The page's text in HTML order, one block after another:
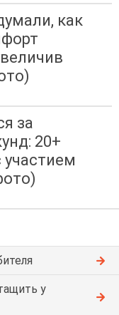
как
за
20+
у